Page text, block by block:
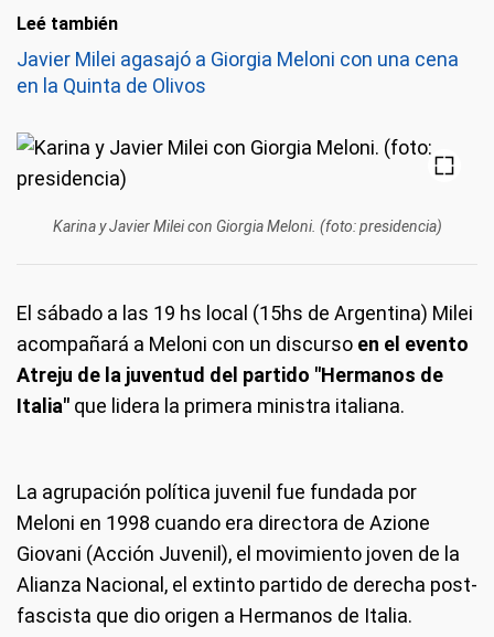
Leé también
Javier Milei agasajó a Giorgia Meloni con una cena
en la Quinta de Olivos
Karina y Javier Milei con Giorgia Meloni. (foto: presidencia)
El sábado a las 19 hs local (15hs de Argentina) Milei
acompañará a Meloni con un discurso en el evento
Atreju de la juventud del partido "Hermanos de
Italia" que lidera la primera ministra italiana.
La agrupación política juvenil fue fundada por
Meloni en 1998 cuando era directora de Azione
Giovani (Acción Juvenil), el movimiento joven de la
Alianza Nacional, el extinto partido de derecha post-
fascista que dio origen a Hermanos de Italia.